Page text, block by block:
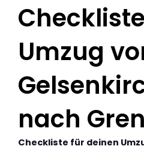
Umzug
nach
Checkliste für deinen